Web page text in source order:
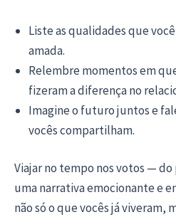
Liste as qualidades que
amada.
Relembre momentos em
fizeram a diferença no
Imagine o futuro juntos e
vocês compartilham.
Viajar no tempo nos votos —
uma narrativa emocionante e
não só o que vocês já viveram,